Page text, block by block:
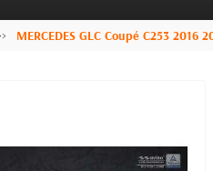
MERCEDES GLC Coupé C253